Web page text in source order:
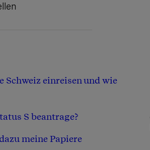
einreisen und wie
S beantrage?
meine Papiere